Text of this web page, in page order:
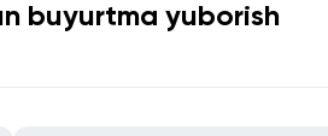
buyurtma yuborish